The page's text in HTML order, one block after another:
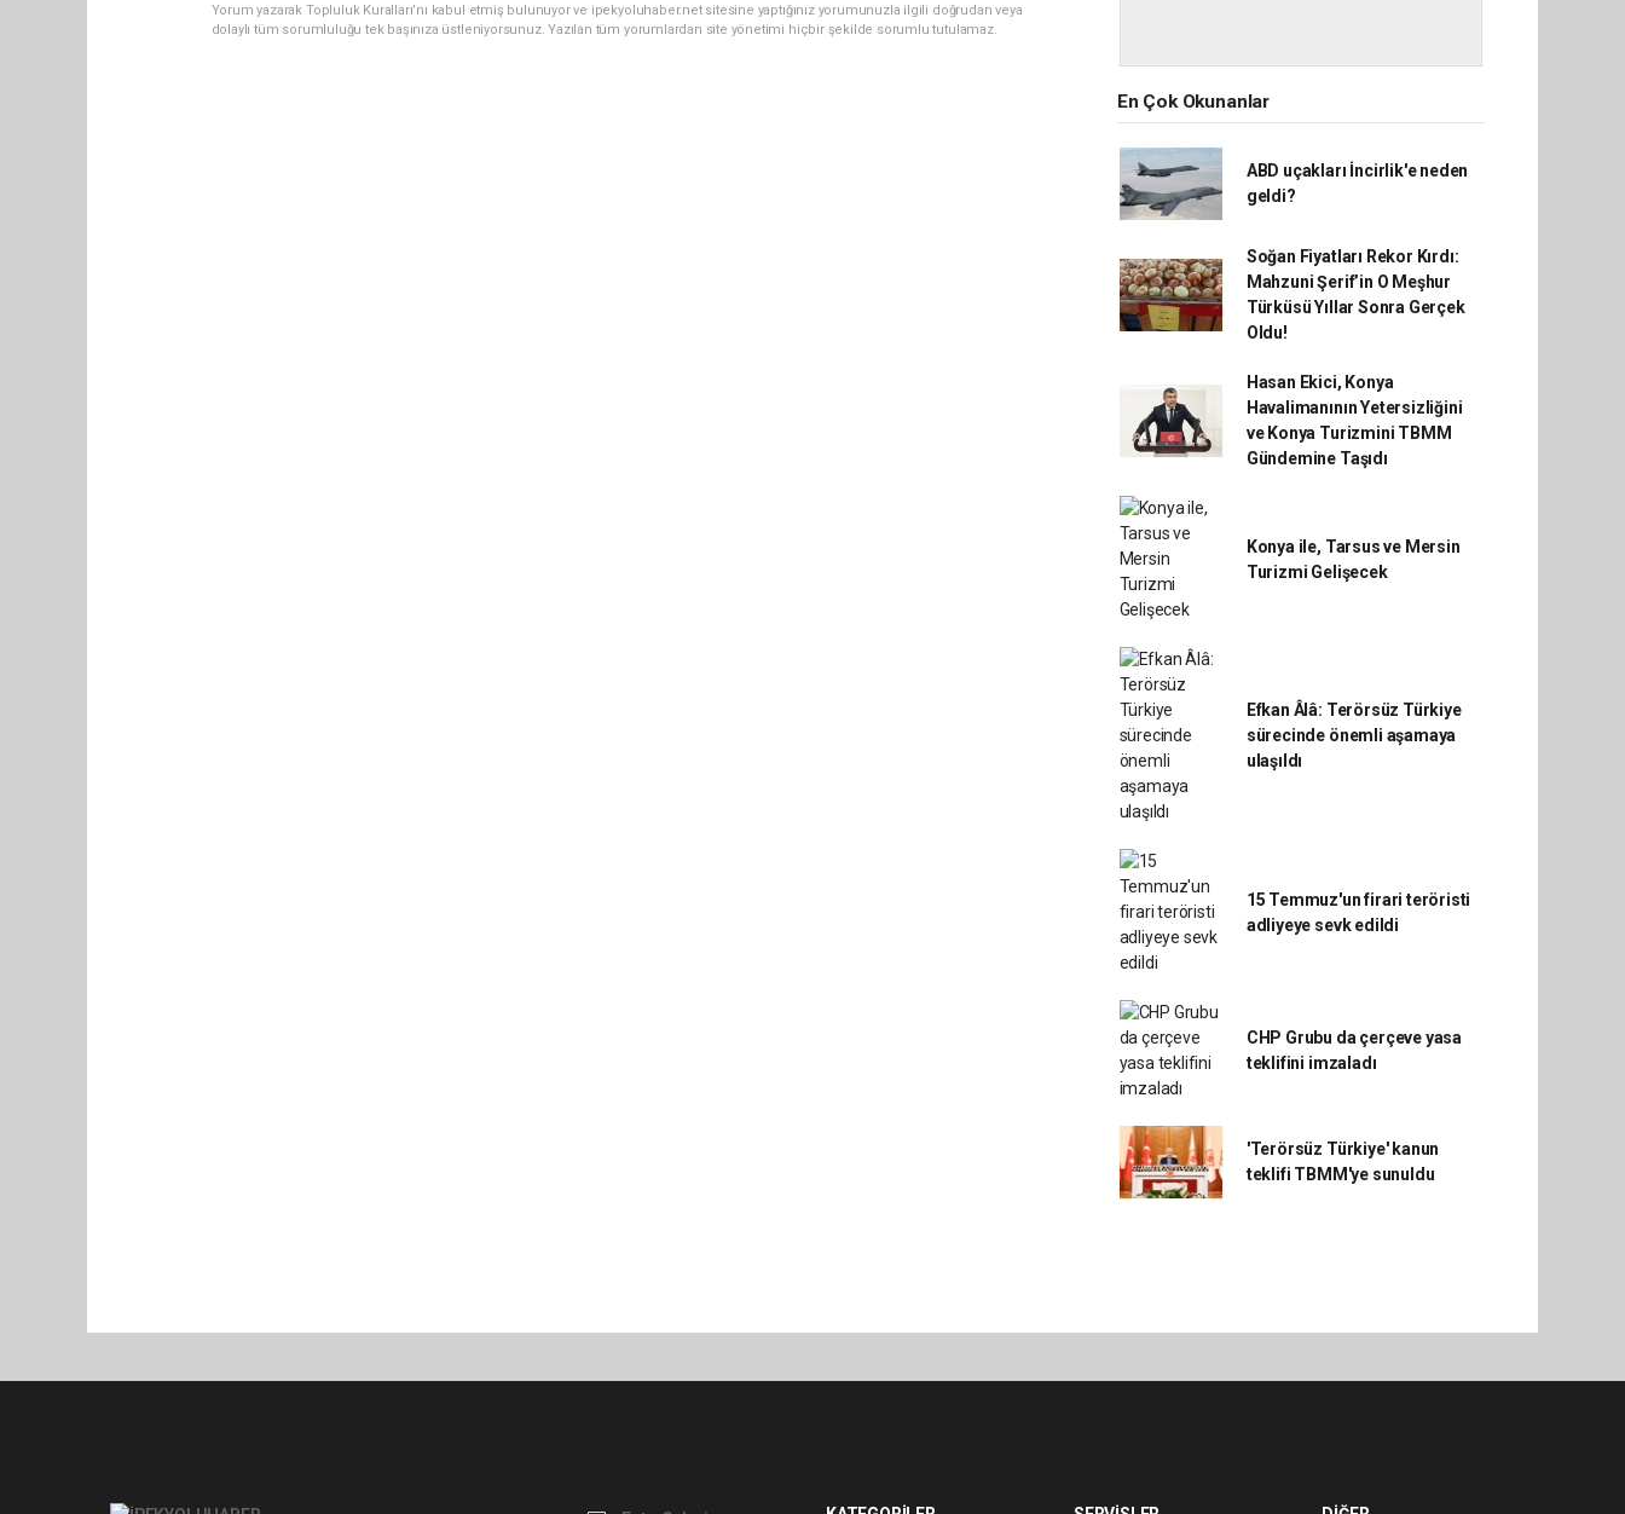
Yorum yazarak Topluluk Kuralları’nı kabul etmiş bulunuyor ve ipekyoluhaber.net sitesine yaptığınız yorumunuzla ilgili doğrudan veya
dolaylı tüm sorumluluğu tek başınıza üstleniyorsunuz. Yazılan tüm yorumlardan site yönetimi hiçbir şekilde sorumlu tutulamaz.
En Çok Okunanlar
ABD uçakları İncirlik'e neden
geldi?
Soğan Fiyatları Rekor Kırdı:
Mahzuni Şerif’in O Meşhur
Türküsü Yıllar Sonra Gerçek
Oldu!
Hasan Ekici, Konya
Havalimanının Yetersizliğini
ve Konya Turizmini TBMM
Gündemine Taşıdı
Konya ile, Tarsus ve Mersin
Turizmi Gelişecek
Efkan Âlâ: Terörsüz Türkiye
sürecinde önemli aşamaya
ulaşıldı
15 Temmuz'un firari teröristi
adliyeye sevk edildi
CHP Grubu da çerçeve yasa
teklifini imzaladı
'Terörsüz Türkiye' kanun
teklifi TBMM'ye sunuldu